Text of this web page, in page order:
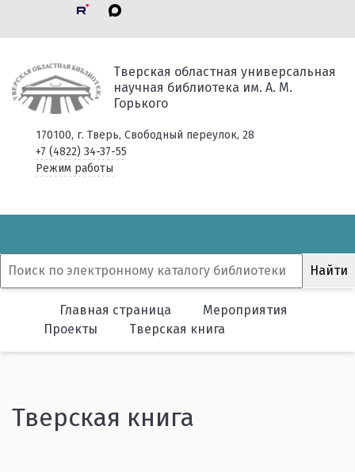
Тверская областная универсальная
научная библиотека им. А. М.
Горького
170100, г. Тверь, Свободный переулок, 28
+7 (4822) 34-37-55
Режим работы
Главная страница
Мероприятия
Проекты
Тверская книга
Тверская книга